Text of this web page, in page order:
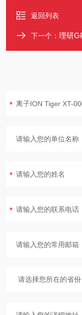
返回列表
下一个： 理研GP-